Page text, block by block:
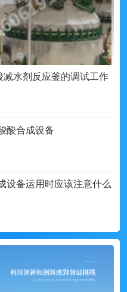
减水剂反应釜的调试工作
酸合成设备
设备运用时应该注意什么